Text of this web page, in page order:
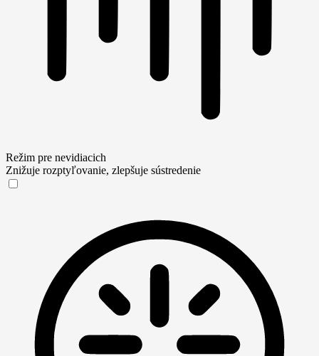
Režim pre nevidiacich
Znižuje rozptyľovanie, zlepšuje sústredenie